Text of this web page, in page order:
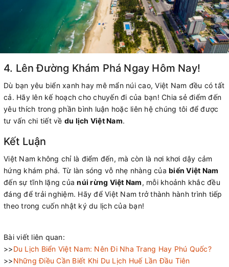
4. Lên Đường Khám Phá Ngay Hôm Nay!
Dù bạn yêu biển xanh hay mê mẩn núi cao, Việt Nam đều có tất
cả. Hãy lên kế hoạch cho chuyến đi của bạn! Chia sẻ điểm đến
yêu thích trong phần bình luận hoặc liên hệ chúng tôi để được
tư vấn chi tiết về du lịch Việt Nam.
Kết Luận
Việt Nam không chỉ là điểm đến, mà còn là nơi khơi dậy cảm
hứng khám phá. Từ làn sóng vỗ nhẹ nhàng của biển Việt Nam
đến sự tĩnh lặng củanúi rừng Việt Nam, mỗi khoảnh khắc đều
đáng để trải nghiệm. Hãy để Việt Nam trở thành hành trình tiếp
theo trong cuốn nhật ký du lịch của bạn!
Bài viết liên quan:
>>Du Lịch Biển Việt Nam: Nên Đi Nha Trang Hay Phú Quốc?
>>Những Điều Cần Biết Khi Du Lịch Huế Lần Đầu Tiên